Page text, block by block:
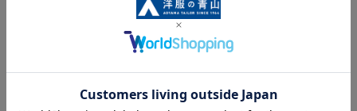
上、ご注文いただいたタイミングにより欠品が発生し、ご注文
を完了できない場合がございます。予めご了承ください。
■お急ぎ発送のご注文につきましても、ご注文のタイミングに
よってはお急ぎ発送サービスを選択できない場合がございま